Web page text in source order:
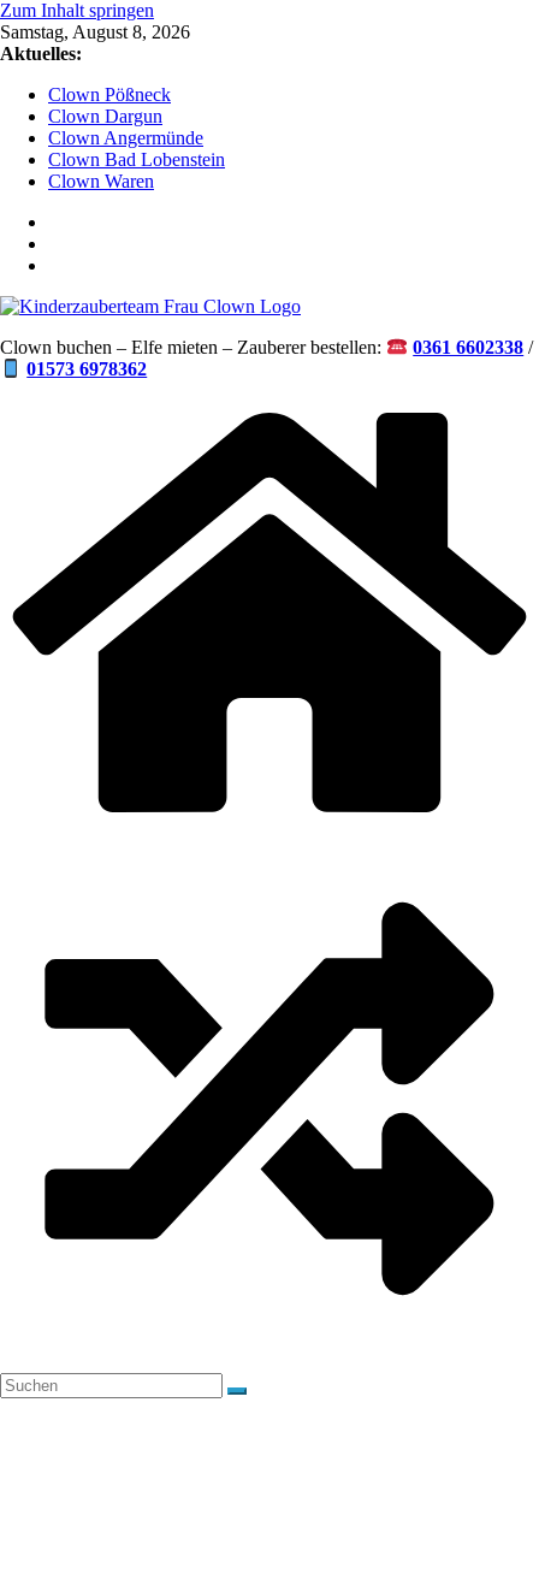
Zum Inhalt springen
Samstag, August 8, 2026
Aktuelles:
Clown Pößneck
Clown Dargun
Clown Angermünde
Clown Bad Lobenstein
Clown Waren
Clown buchen – Elfe mieten – Zauberer bestellen: 0361 6602338 /
01573 6978362